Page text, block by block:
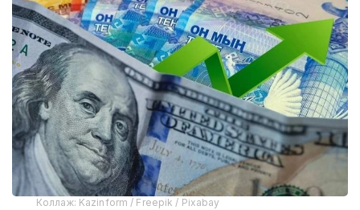
Коллаж: Kazinform / Freepik / Pixabay